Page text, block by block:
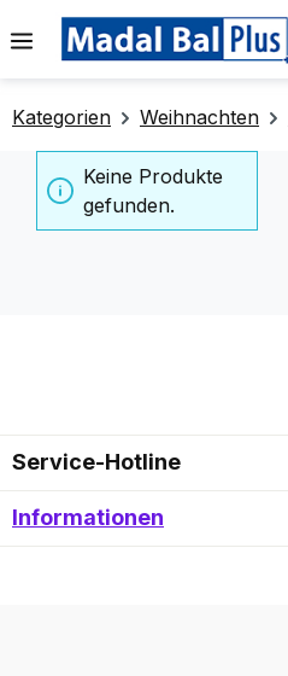
springen
Kategorien Weihnachten
Keine Produkte
gefunden.
Service-Hotline
Informationen